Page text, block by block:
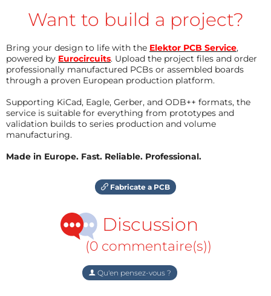
Want to build a project?
Bring your design to life with the Elektor PCB Service,
powered by Eurocircuits. Upload the project files and order
professionally manufactured PCBs or assembled boards
through a proven European production platform.
Supporting KiCad, Eagle, Gerber, and ODB++ formats, the
service is suitable for everything from prototypes and
validation builds to series production and volume
manufacturing.
Made in Europe. Fast. Reliable. Professional.
Fabricate a PCB
Discussion
(0 commentaire(s))
Qu'en pensez-vous ?